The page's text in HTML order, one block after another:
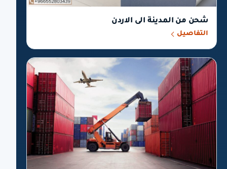
شحن من المدينة الى الاردن
التفاصيل